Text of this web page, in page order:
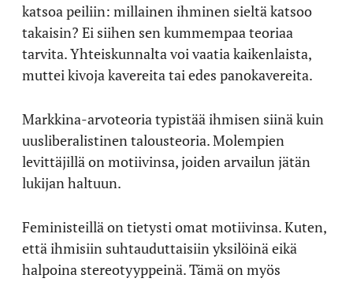
katsoa peiliin: millainen ihminen sieltä katsoo
takaisin? Ei siihen sen kummempaa teoriaa
tarvita. Yhteiskunnalta voi vaatia kaikenlaista,
muttei kivoja kavereita tai edes panokavereita.
Markkina-arvoteoria typistää ihmisen siinä kuin
uusliberalistinen talousteoria. Molempien
levittäjillä on motiivinsa, joiden arvailun jätän
lukijan haltuun.
Feministeillä on tietysti omat motiivinsa. Kuten,
että ihmisiin suhtauduttaisiin yksilöinä eikä
halpoina stereotyyppeinä. Tämä on myös